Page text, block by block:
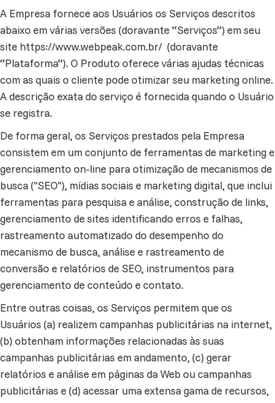
A Empresa fornece aos Usuários os Serviços descritos
abaixo em várias versões (doravante “Serviços”) em seu
site https://www.webpeak.com.br/ (doravante
“Plataforma”). O Produto oferece várias ajudas técnicas
com as quais o cliente pode otimizar seu marketing online.
A descrição exata do serviço é fornecida quando o Usuário
se registra.
De forma geral, os Serviços prestados pela Empresa
consistem em um conjunto de ferramentas de marketing e
gerenciamento on-line para otimização de mecanismos de
busca ("SEO"), mídias sociais e marketing digital, que inclui
ferramentas para pesquisa e análise, construção de links,
gerenciamento de sites identificando erros e falhas,
rastreamento automatizado do desempenho do
mecanismo de busca, análise e rastreamento de
conversão e relatórios de SEO, instrumentos para
gerenciamento de conteúdo e contato.
Entre outras coisas, os Serviços permitem que os
Usuários (a) realizem campanhas publicitárias na internet,
(b) obtenham informações relacionadas às suas
campanhas publicitárias em andamento, (c) gerar
relatórios e análise em páginas da Web ou campanhas
publicitárias e (d) acessar uma extensa gama de recursos,